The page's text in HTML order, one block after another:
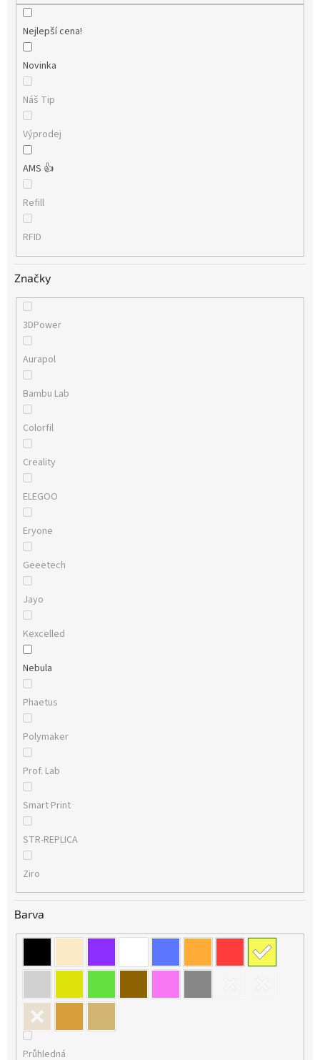
Nejlepší cena!
Novinka
Náš Tip
Výprodej
AMS 👍
Refill
RFID
Značky
3DPower
Aurapol
Bambu Lab
Colorfil
Creality
ELEGOO
Eryone
Geeetech
Jayo
Kexcelled
Nebula
Phaetus
Polymaker
Prof. Lab
Smart Print
STR-REPLICA
Ziro
Barva
Průhledná